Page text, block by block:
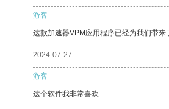
游客
这款加速器VPM应用程序已经为我们带来
2024-07-27
游客
这个软件我非常喜欢